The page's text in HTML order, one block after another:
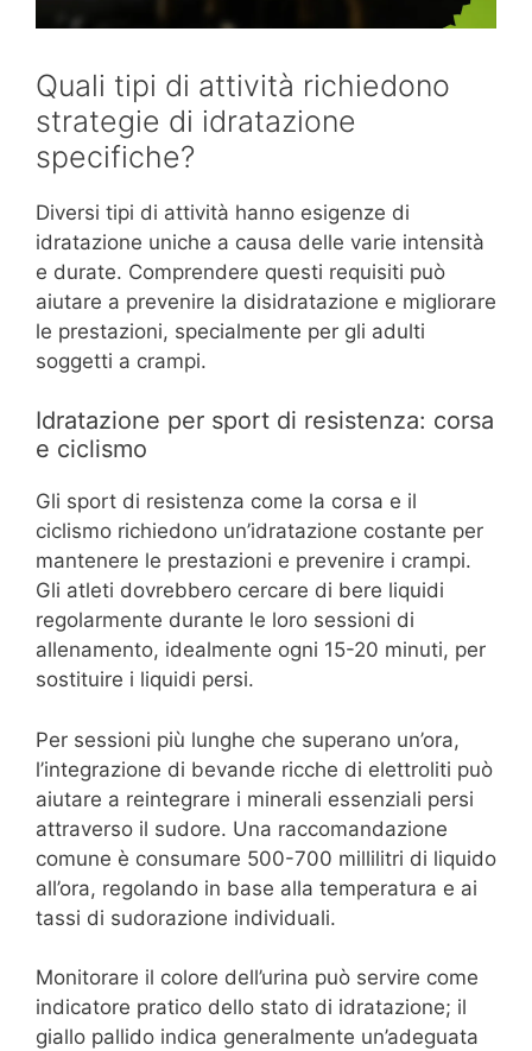
Quali tipi di attività richiedono
strategie di idratazione
specifiche?
Diversi tipi di attività hanno esigenze di
idratazione uniche a causa delle varie intensità
e durate. Comprendere questi requisiti può
aiutare a prevenire la disidratazione e migliorare
le prestazioni, specialmente per gli adulti
soggetti a crampi.
Idratazione per sport di resistenza: corsa
e ciclismo
Gli sport di resistenza come la corsa e il
ciclismo richiedono un’idratazione costante per
mantenere le prestazioni e prevenire i crampi.
Gli atleti dovrebbero cercare di bere liquidi
regolarmente durante le loro sessioni di
allenamento, idealmente ogni 15-20 minuti, per
sostituire i liquidi persi.
Per sessioni più lunghe che superano un’ora,
l’integrazione di bevande ricche di elettroliti può
aiutare a reintegrare i minerali essenziali persi
attraverso il sudore. Una raccomandazione
comune è consumare 500-700 millilitri di liquido
all’ora, regolando in base alla temperatura e ai
tassi di sudorazione individuali.
Monitorare il colore dell’urina può servire come
indicatore pratico dello stato di idratazione; il
giallo pallido indica generalmente un’adeguata